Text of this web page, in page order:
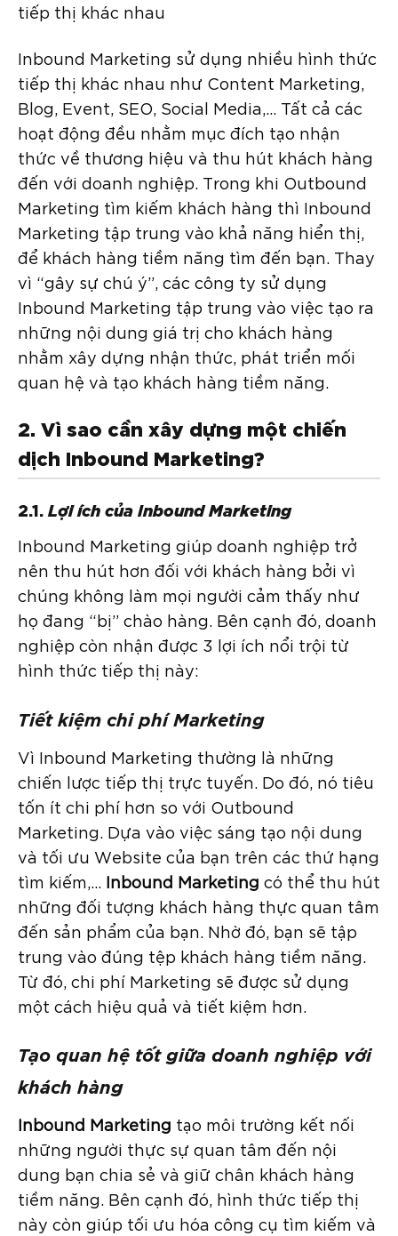
tiếp thị khác nhau
Inbound Marketing sử dụng nhiều hình thức
tiếp thị khác nhau như Content Marketing,
Blog, Event, SEO, Social Media,… Tất cả các
hoạt động đều nhằm mục đích tạo nhận
thức về thương hiệu và thu hút khách hàng
đến với doanh nghiệp. Trong khi Outbound
Marketing tìm kiếm khách hàng thì Inbound
Marketing tập trung vào khả năng hiển thị,
để khách hàng tiềm năng tìm đến bạn. Thay
vì “gây sự chú ý”, các công ty sử dụng
Inbound Marketing tập trung vào việc tạo ra
những nội dung giá trị cho khách hàng
nhằm xây dựng nhận thức, phát triển mối
quan hệ và tạo khách hàng tiềm năng.
2. Vì sao cần xây dựng một chiến
dịch Inbound Marketing?
2.1. Lợi ích của Inbound Marketing
Inbound Marketing giúp doanh nghiệp trở
nên thu hút hơn đối với khách hàng bởi vì
chúng không làm mọi người cảm thấy như
họ đang “bị” chào hàng. Bên cạnh đó, doanh
nghiệp còn nhận được 3 lợi ích nổi trội từ
hình thức tiếp thị này:
Tiết kiệm chi phí Marketing
Vì Inbound Marketing thường là những
chiến lược tiếp thị trực tuyến. Do đó, nó tiêu
tốn ít chi phí hơn so với Outbound
Marketing. Dựa vào việc sáng tạo nội dung
và tối ưu Website của bạn trên các thứ hạng
tìm kiếm,… Inbound Marketing có thể thu hút
những đối tượng khách hàng thực quan tâm
đến sản phẩm của bạn. Nhờ đó, bạn sẽ tập
trung vào đúng tệp khách hàng tiềm năng.
Từ đó, chi phí Marketing sẽ được sử dụng
một cách hiệu quả và tiết kiệm hơn.
Tạo quan hệ tốt giữa doanh nghiệp với
khách hàng
Inbound Marketing tạo môi trường kết nối
những người thực sự quan tâm đến nội
dung bạn chia sẻ và giữ chân khách hàng
tiềm năng. Bên cạnh đó, hình thức tiếp thị
này còn giúp tối ưu hóa công cụ tìm kiếm và